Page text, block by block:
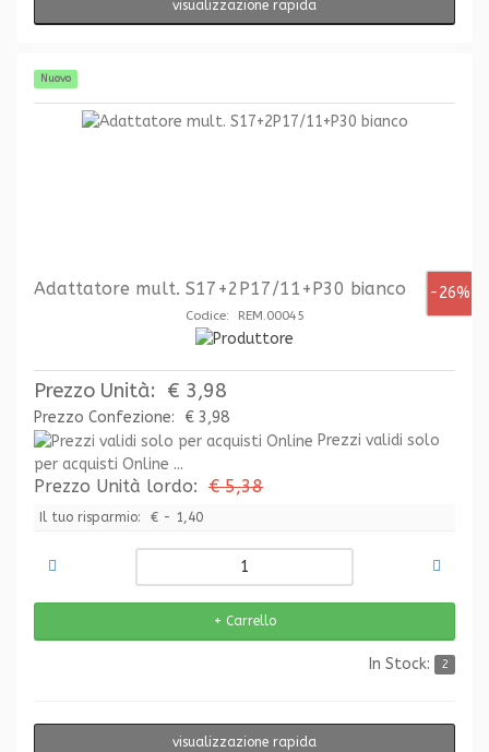
visualizzazione rapida
Nuovo
-26%
Adattatore mult. S17+2P17/11+P30 bianco
Codice: REM.00045
Prezzo Unità: € 3,98
Prezzo Confezione:
€ 3,98
Prezzi validi solo
per acquisti Online ...
Prezzo Unità lordo: € 5,38
Il tuo risparmio: € - 1,40
In Stock: 2
visualizzazione rapida